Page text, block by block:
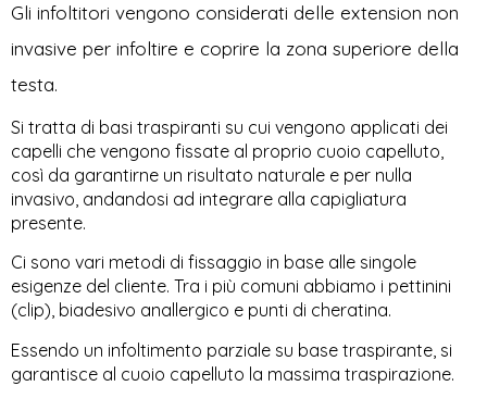
Gli infoltitori vengono considerati delle extension non
invasive per infoltire e coprire la zona superiore della
testa.
Si tratta di basi traspiranti su cui vengono applicati dei
capelli che vengono fissate al proprio cuoio capelluto,
così da garantirne un risultato naturale e per nulla
invasivo, andandosi ad integrare alla capigliatura
presente.
Ci sono vari metodi di fissaggio in base alle singole
esigenze del cliente. Tra i più comuni abbiamo i pettinini
(clip), biadesivo anallergico e punti di cheratina.
Essendo un infoltimento parziale su base traspirante, si
garantisce al cuoio capelluto la massima traspirazione.